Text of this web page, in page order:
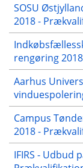
SOSU
2018 -
rengøring
Aarhus
Campus
2018 -
IFIRS - Udbud